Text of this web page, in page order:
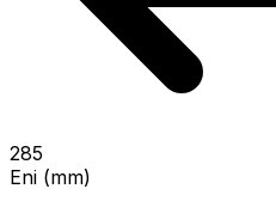
285
Eni (mm)